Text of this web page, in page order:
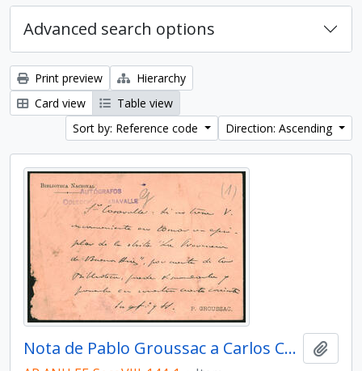
Advanced search options
Print preview
Hierarchy
Card view
Table view
Sort by: Reference code
Direction: Ascending
Nota de Pablo Groussac a Carlos Casavalle,